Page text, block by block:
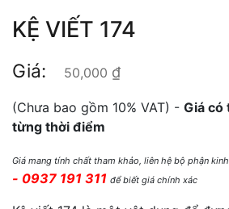
KỆ VIẾT 174
Giá: 50,000 ₫
(Chưa bao gồm 10% VAT) - Giá có
từng thời điểm
Giá mang tính chất tham khảo, liên hệ bộ phận
- 0937 191 311 để biết giá chính xác